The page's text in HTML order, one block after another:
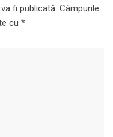
fi publicată. Câmpurile
cu *